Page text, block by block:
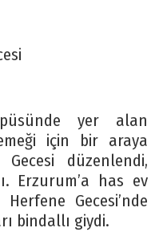
yer alan
için bir araya
düzenlendi,
Erzurum’a has ev
Gecesi’nde
bindallı giydi.